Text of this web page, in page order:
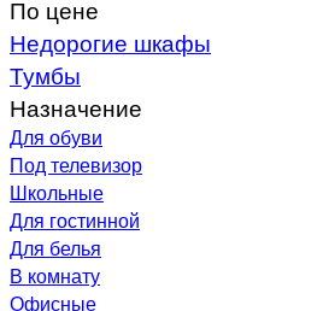
По цене
Недорогие шкафы
Тумбы
Назначение
Для обуви
Под телевизор
Школьные
Для гостинной
Для белья
В комнату
Офисные